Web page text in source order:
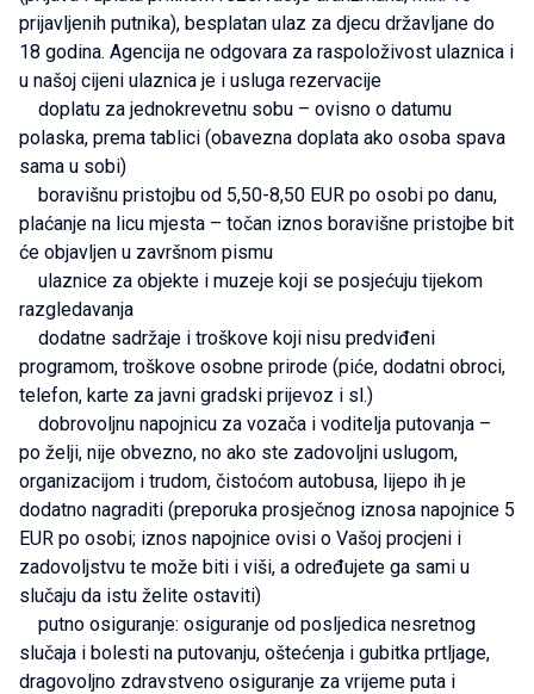
prijavljenih putnika), besplatan ulaz za djecu državljane do
18 godina. Agencija ne odgovara za raspoloživost ulaznica i
u našoj cijeni ulaznica je i usluga rezervacije
doplatu za jednokrevetnu sobu – ovisno o datumu
polaska, prema tablici (obavezna doplata ako osoba spava
sama u sobi)
boravišnu pristojbu od 5,50-8,50 EUR po osobi po danu,
plaćanje na licu mjesta – točan iznos boravišne pristojbe bit
će objavljen u završnom pismu
ulaznice za objekte i muzeje koji se posjećuju tijekom
razgledavanja
dodatne sadržaje i troškove koji nisu predviđeni
programom, troškove osobne prirode (piće, dodatni obroci,
telefon, karte za javni gradski prijevoz i sl.)
dobrovoljnu napojnicu za vozača i voditelja putovanja –
po želji, nije obvezno, no ako ste zadovoljni uslugom,
organizacijom i trudom, čistoćom autobusa, lijepo ih je
dodatno nagraditi (preporuka prosječnog iznosa napojnice 5
EUR po osobi; iznos napojnice ovisi o Vašoj procjeni i
zadovoljstvu te može biti i viši, a određujete ga sami u
slučaju da istu želite ostaviti)
putno osiguranje: osiguranje od posljedica nesretnog
slučaja i bolesti na putovanju, oštećenja i gubitka prtljage,
dragovoljno zdravstveno osiguranje za vrijeme puta i